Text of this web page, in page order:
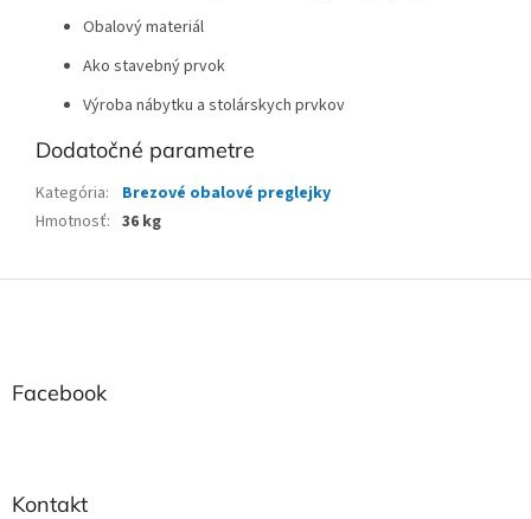
Obalový materiál
Ako stavebný prvok
Výroba nábytku a stolárskych prvkov
Dodatočné parametre
Kategória:
Brezové obalové preglejky
Hmotnosť: 36 kg
Z
Facebook
Kontakt